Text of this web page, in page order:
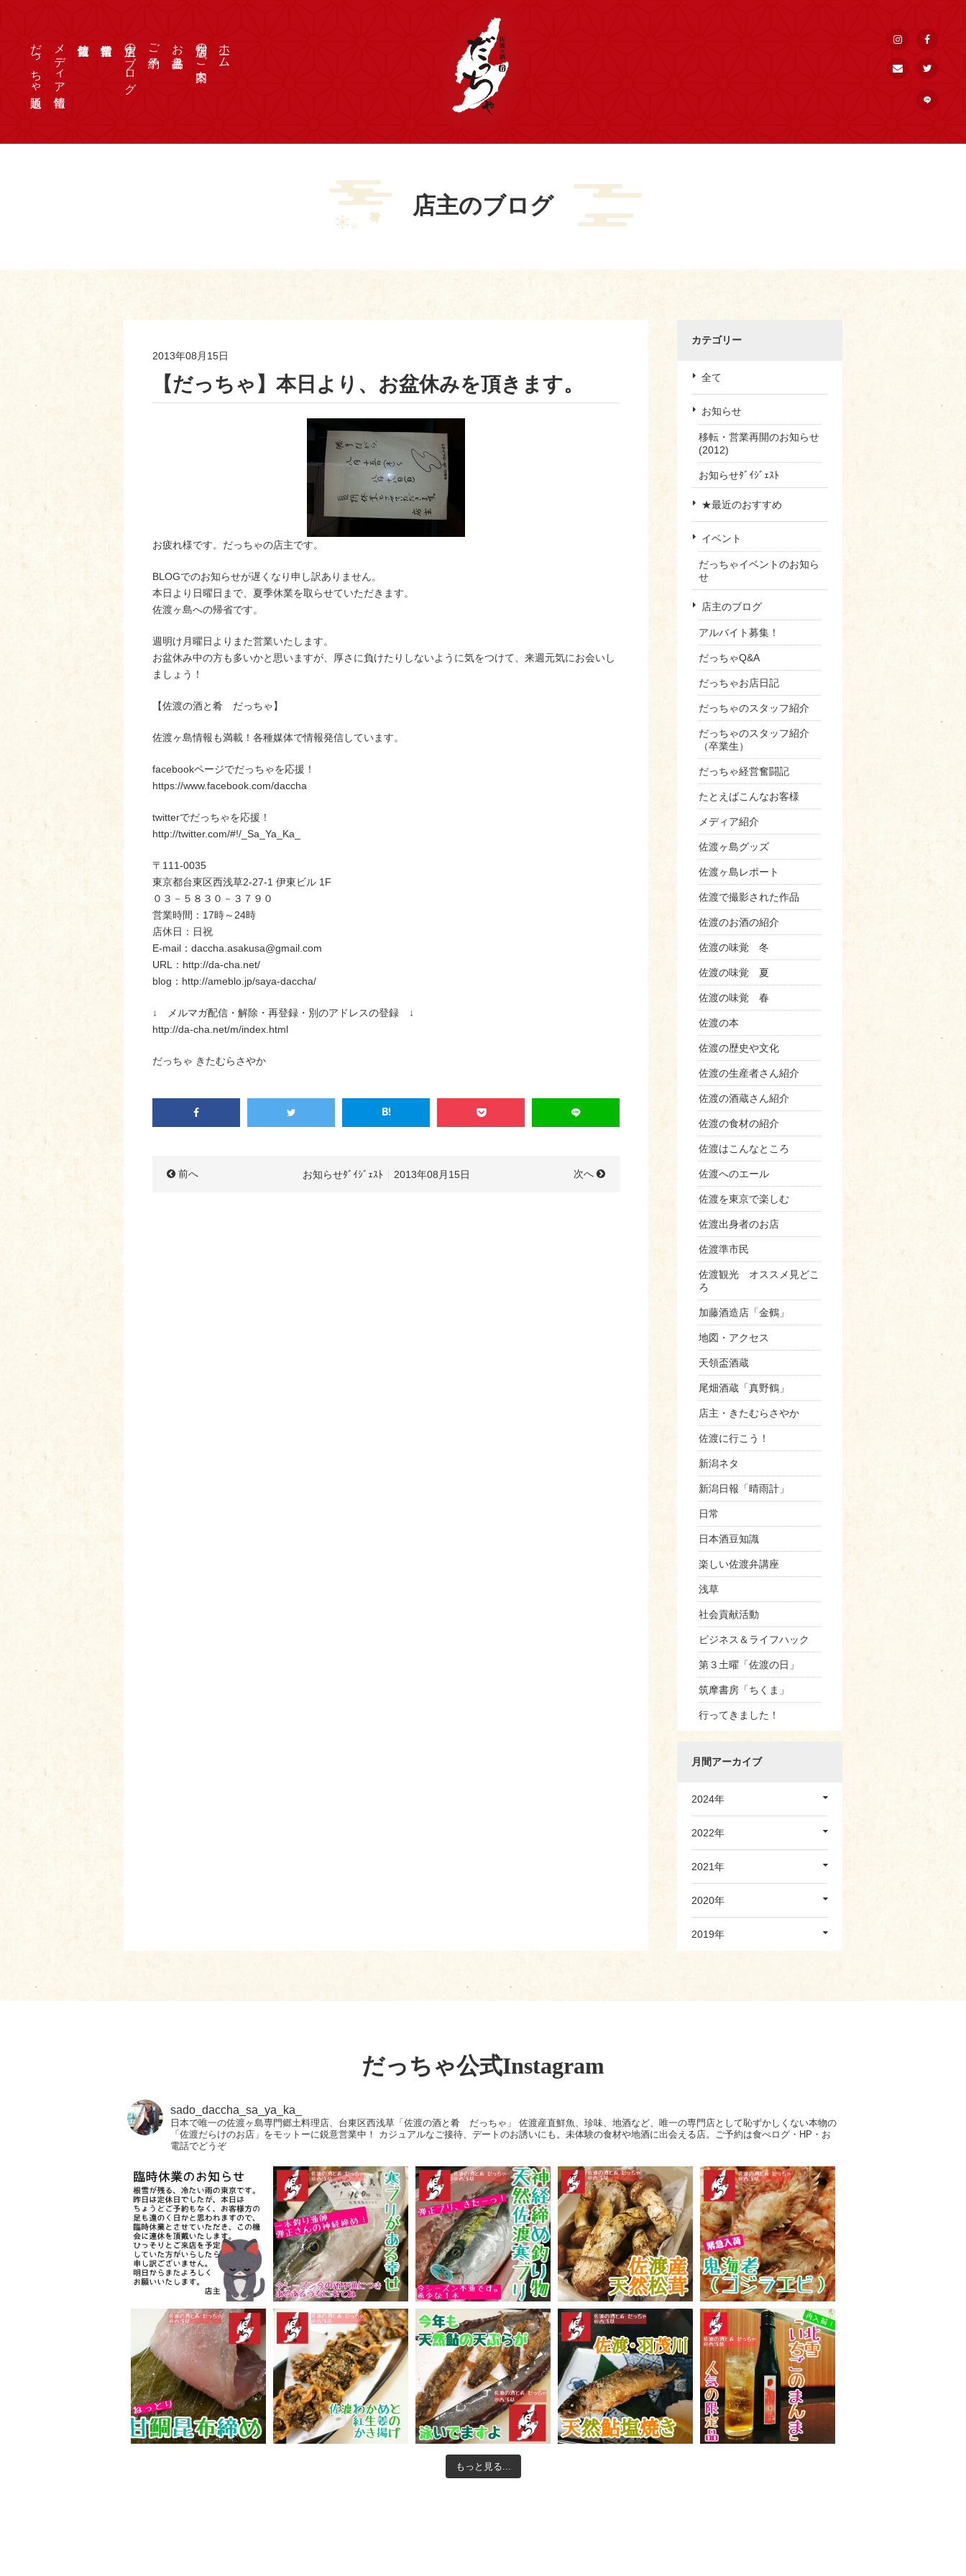
ホーム
店舗のご案内
お品書き
ご予約
店主のブログ
メディア情報
だっちゃ通販
店主のブログ
2013年08月15日
【だっちゃ】本日より、お盆休みを頂きます。
お疲れ様です。だっちゃの店主です。
BLOGでのお知らせが遅くなり申し訳ありません。
本日より日曜日まで、夏季休業を取らせていただきます。
佐渡ヶ島への帰省です。
週明け月曜日よりまた営業いたします。
お盆休み中の方も多いかと思いますが、厚さに負けたりしないように気をつけて、来週元気にお会いし
ましょう！
【佐渡の酒と肴 だっちゃ】
佐渡ヶ島情報も満載！各種媒体で情報発信しています。
facebookページでだっちゃを応援！
https://www.facebook.com/daccha
twitterでだっちゃを応援！
http://twitter.com/#!/_Sa_Ya_Ka_
〒111-0035
東京都台東区西浅草2-27-1 伊東ビル 1F
０３－５８３０－３７９０
営業時間：17時～24時
店休日：日祝
E-mail：daccha.asakusa@gmail.com
URL：http://da-cha.net/
blog：http://ameblo.jp/saya-daccha/
↓ メルマガ配信・解除・再登録・別のアドレスの登録 ↓
http://da-cha.net/m/index.html
だっちゃ きたむらさやか
お知らせﾀﾞｲｼﾞｪｽﾄ 2013年08月15日
前へ 次へ
カテゴリー
全て
お知らせ
移転・営業再開のお知らせ
(2012)
お知らせﾀﾞｲｼﾞｪｽﾄ
★最近のおすすめ
イベント
だっちゃイベントのお知ら
せ
店主のブログ
アルバイト募集！
だっちゃQ&A
だっちゃお店日記
だっちゃのスタッフ紹介
だっちゃのスタッフ紹介
（卒業生）
だっちゃ経営奮闘記
たとえばこんなお客様
メディア紹介
佐渡ヶ島グッズ
佐渡ヶ島レポート
佐渡で撮影された作品
佐渡のお酒の紹介
佐渡の味覚 冬
佐渡の味覚 夏
佐渡の味覚 春
佐渡の本
佐渡の歴史や文化
佐渡の生産者さん紹介
佐渡の酒蔵さん紹介
佐渡の食材の紹介
佐渡はこんなところ
佐渡へのエール
佐渡を東京で楽しむ
佐渡出身者のお店
佐渡準市民
佐渡観光 オススメ見どこ
ろ
加藤酒造店「金鶴」
地図・アクセス
天領盃酒蔵
尾畑酒蔵「真野鶴」
店主・きたむらさやか
佐渡に行こう！
新潟ネタ
新潟日報「晴雨計」
日常
日本酒豆知識
楽しい佐渡弁講座
浅草
社会貢献活動
ビジネス＆ライフハック
第３土曜「佐渡の日」
筑摩書房「ちくま」
行ってきました！
月間アーカイブ
2024年
2022年
2021年
2020年
2019年
だっちゃ公式Instagram
sado_daccha_sa_ya_ka_
日本で唯一の佐渡ヶ島専門郷土料理店、台東区西浅草「佐渡の酒と肴 だっちゃ」
佐渡産直鮮魚、珍味、地酒など、唯一の専門店として恥ずかしくない本物の
「佐渡だらけのお店」をモットーに鋭意営業中！
カジュアルなご接待、デートのお誘いにも。未体験の食材や地酒に出会える店。ご予約は食べログ・HP・お
電話でどうぞ
もっと見る...